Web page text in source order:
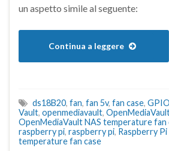
un aspetto simile al seguente:
Continua a leggere
ds18B20, fan, fan 5v, fan case, GPIO
Vault, openmediavault,
OpenMediaVault NAS temperature fan
raspberry pi, raspberry pi, Raspberry Pi
temperature fan case